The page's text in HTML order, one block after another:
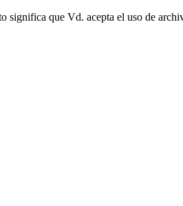
significa que Vd. acepta el uso de